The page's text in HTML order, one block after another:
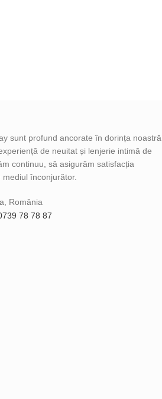
sunt profund ancorate în dorința noastră
de neuitat și lenjerie intimă de
continuu, să asigurăm satisfacția
înconjurător.
România
78 78 87